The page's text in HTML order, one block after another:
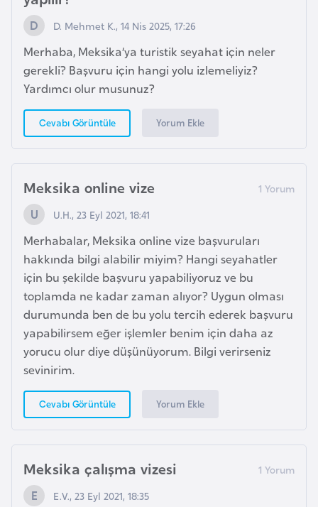
D. Mehmet K., 14 Nis 2025, 17:26
Merhaba, Meksika’ya turistik seyahat için neler
gerekli? Başvuru için hangi yolu izlemeliyiz?
Yardımcı olur musunuz?
Cevabı Görüntüle Yorum Ekle
Meksika online vize
U.H., 23 Eyl 2021, 18:41
Merhabalar, Meksika online vize başvuruları
hakkında bilgi alabilir miyim? Hangi seyahatler
için bu şekilde başvuru yapabiliyoruz ve bu
toplamda ne kadar zaman alıyor? Uygun olması
durumunda ben de bu yolu tercih ederek başvuru
yapabilirsem eğer işlemler benim için daha az
yorucu olur diye düşünüyorum. Bilgi verirseniz
sevinirim.
Cevabı Görüntüle Yorum Ekle
Meksika çalışma vizesi
E.V., 23 Eyl 2021, 18:35
r
i
y
e
t
i
C
e
z
a
y
i
r
C
i
b
u
t
i
n